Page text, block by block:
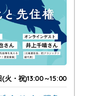
(火・祝)13:00～15:00